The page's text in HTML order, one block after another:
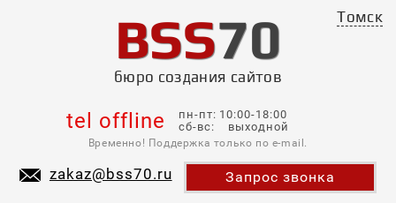
BSS70
бюро создания сайтов
Томск
tel offline
пн-пт: 10:00-18:00
сб-вс: выходной
Временно! Поддержка только по e-mail.
zakaz@bss70.ru Запрос звонка